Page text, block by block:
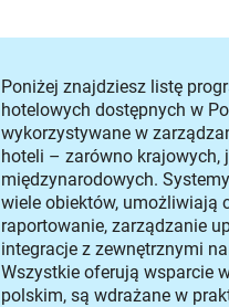
Poniżej znajdziesz listę
hotelowych dostępnych w
wykorzystywane w
hoteli – zarówno krajowych,
międzynarodowych.
wiele obiektów, umożliwiają
raportowanie, zarządzanie
integracje z zewnętrznymi
Wszystkie oferują wsparcie
polskim, są wdrażane w